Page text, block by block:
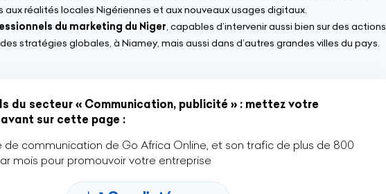
réalités locales Nigériennes et aux nouveaux usages digitaux.
du marketing du Niger, capables d’intervenir aussi bien sur des actions
stratégies globales, à Niamey, mais aussi dans d’autres grandes villes du pays.
du secteur « Communication, publicité » : mettez votre
sur cette page :
de communication de Go Africa Online, et son trafic de plus de 800
mois pour promouvoir votre entreprise